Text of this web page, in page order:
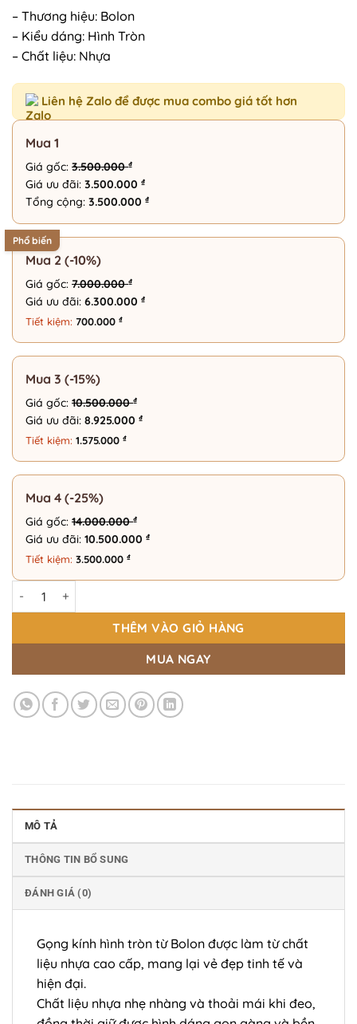
– Thương hiệu: Bolon
– Kiểu dáng: Hình Tròn
– Chất liệu: Nhựa
Liên hệ Zalo để được mua combo giá tốt hơn
Mua 1
Giá gốc: 3.500.000₫
Giá ưu đãi: 3.500.000 ₫
Tổng cộng: 3.500.000 ₫
Phổ biến
Mua 2 (-10%)
Giá gốc: 7.000.000₫
Giá ưu đãi: 6.300.000 ₫
Tiết kiệm: 700.000 ₫
Mua 3 (-15%)
Giá gốc: 10.500.000₫
Giá ưu đãi: 8.925.000 ₫
Tiết kiệm: 1.575.000 ₫
Mua 4 (-25%)
Giá gốc: 14.000.000₫
Giá ưu đãi: 10.500.000 ₫
Tiết kiệm: 3.500.000 ₫
Gọng Kính Nhựa Tròn Thời Trang - 175 Eyewear 2288 số lượng
THÊM VÀO GIỎ HÀNG
MUA NGAY
MÔ TẢ
THÔNG TIN BỔ SUNG
ĐÁNH GIÁ (0)
Gọng kính hình tròn từ Bolon được làm từ chất
liệu nhựa cao cấp, mang lại vẻ đẹp tinh tế và
hiện đại.
Chất liệu nhựa nhẹ nhàng và thoải mái khi đeo,